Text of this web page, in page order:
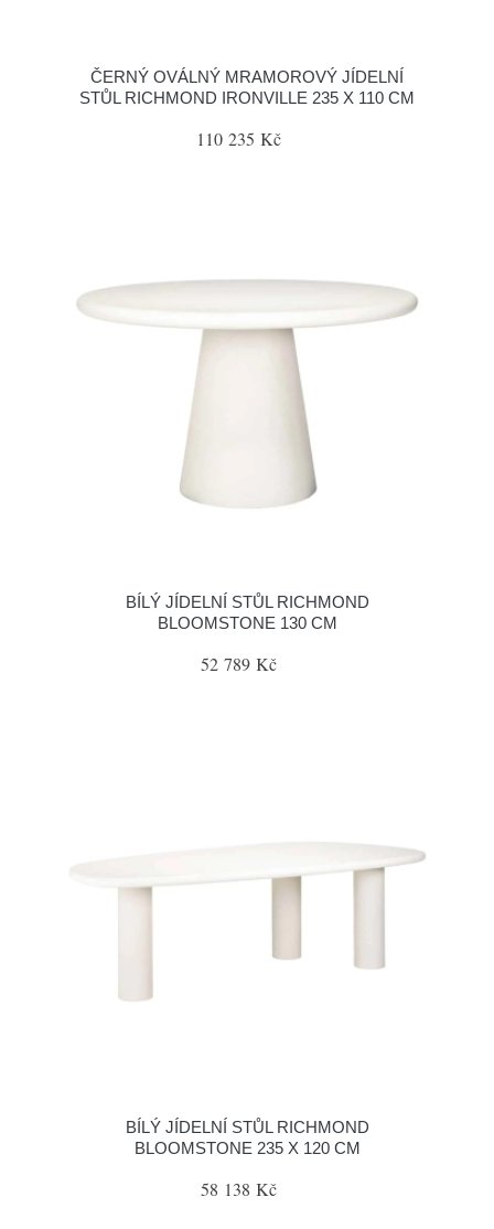
ČERNÝ OVÁLNÝ MRAMOROVÝ JÍDELNÍ
STŮL RICHMOND IRONVILLE 235 X 110 CM
110 235 Kč
BÍLÝ JÍDELNÍ STŮL RICHMOND
BLOOMSTONE 130 CM
52 789 Kč
BÍLÝ JÍDELNÍ STŮL RICHMOND
BLOOMSTONE 235 X 120 CM
58 138 Kč